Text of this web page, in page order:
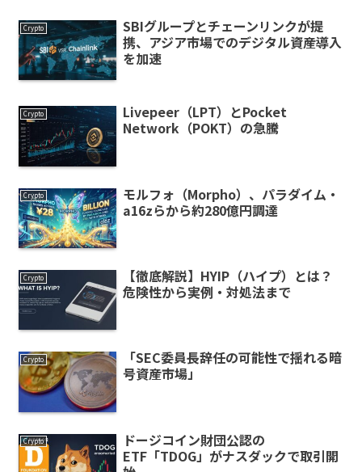
Crypto
SBIグループとチェーンリンクが提
携、アジア市場でのデジタル資産導入
を加速
Crypto
Livepeer（LPT）とPocket
Network（POKT）の急騰
Crypto
モルフォ（Morpho）、パラダイム・
a16zらから約280億円調達
Crypto
【徹底解説】HYIP（ハイプ）とは？
危険性から実例・対処法まで
Crypto
「SEC委員長辞任の可能性で揺れる暗
号資産市場」
Crypto
ドージコイン財団公認の
ETF「TDOG」がナスダックで取引開